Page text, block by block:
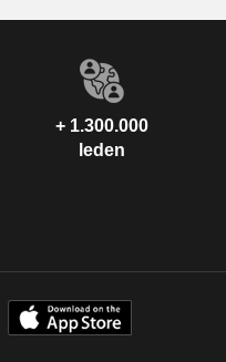
+ 1.300.000
leden